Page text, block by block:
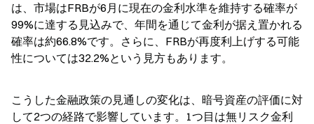
は、市場はFRBが6月に現在の金利水準を維持する確率が
99%に達する見込みで、年間を通じて金利が据え置かれる
確率は約66.8%です。さらに、FRBが再度利上げする可能
性については32.2%という見方もあります。
こうした金融政策の見通しの変化は、暗号資産の評価に対
して2つの経路で影響しています。1つ目は無リスク金利